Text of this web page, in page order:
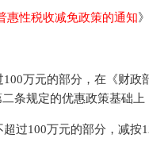
惠性税收减免政策的通知
万元的部分，在《财
条规定的优惠政策基础
过100万元的部分，减